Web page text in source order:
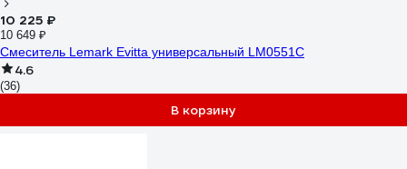
10 225 ₽
10 649 ₽
Смеситель Lemark Evitta универсальный LM0551C
4.6
(36)
В корзину